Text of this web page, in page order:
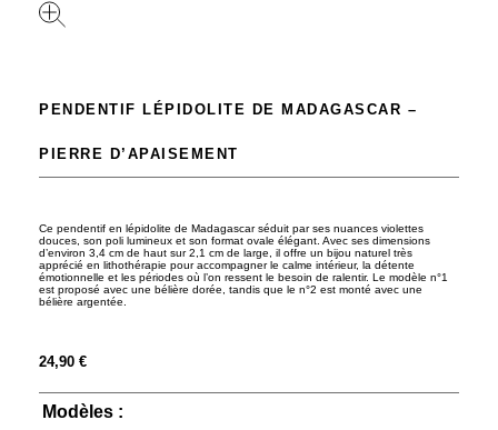
PENDENTIF LÉPIDOLITE DE MADAGASCAR –
PIERRE D’APAISEMENT
Ce pendentif en lépidolite de Madagascar séduit par ses nuances violettes
douces, son poli lumineux et son format ovale élégant. Avec ses dimensions
d’environ 3,4 cm de haut sur 2,1 cm de large, il offre un bijou naturel très
apprécié en lithothérapie pour accompagner le calme intérieur, la détente
émotionnelle et les périodes où l’on ressent le besoin de ralentir. Le modèle n°1
est proposé avec une bélière dorée, tandis que le n°2 est monté avec une
bélière argentée.
24,90 €
Modèles :